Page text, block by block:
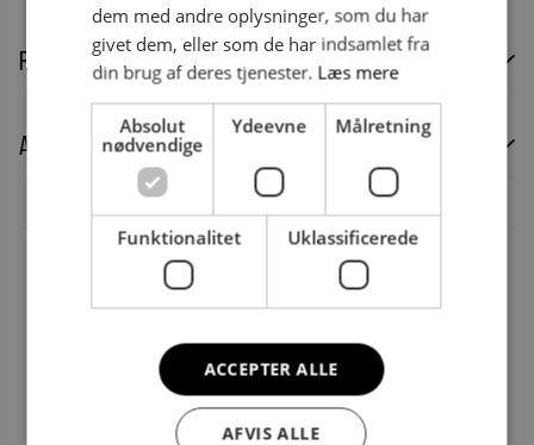
Rentefri finansiering
Rentefri finansiering tilbydes privatkunder.
Læs mere om
Anmeldelser (0)
Der er endnu ikke nogle anmeldelser.
Vær den første til at anmelde “Pull Up Giant Ball”
Andre købte også
dem med andre oplysninger, som du har
givet dem, eller som de har indsamlet fra
din brug af deres tjenester. Læs mere
Absolut
nødvendige
Ydeevne Målretning
Funktionalitet Uklassificerede
ACCEPTER ALLE
AFVIS ALLE